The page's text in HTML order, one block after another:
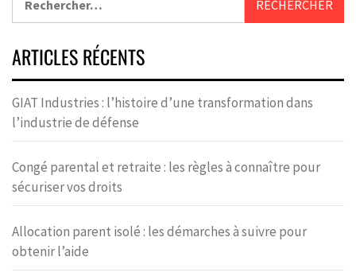
ARTICLES RÉCENTS
GIAT Industries : l’histoire d’une transformation dans
l’industrie de défense
Congé parental et retraite : les règles à connaître pour
sécuriser vos droits
Allocation parent isolé : les démarches à suivre pour
obtenir l’aide